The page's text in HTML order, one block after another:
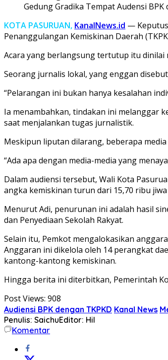
Gedung Gradika Tempat Audensi BPK
KOTA PASURUAN, KanalNews.id —
Penanggulangan Kemiskinan Daerah
Acara yang berlangsung tertutup itu dinilai
Seorang jurnalis lokal, yang enggan
“Pelarangan ini bukan hanya kesalahan
Ia menambahkan, tindakan ini melanggar
saat menjalankan tugas jurnalistik.
Meskipun liputan dilarang, beberapa
“Ada apa dengan media-media yang
Dalam audiensi tersebut, Wali Kota
angka kemiskinan turun dari 15,70 ribu jiwa
Menurut Adi, penurunan ini adalah hasil
dan Penyediaan Sekolah Rakyat.
Selain itu, Pemkot mengalokasikan
Anggaran ini dikelola oleh 14 perangkat
kantong-kantong kemiskinan.
Hingga berita ini diterbitkan, Pemerintah
Post Views: 908
Audiensi BPK dengan TKPKD Kanal News
Penulis: SaichuEditor: Hil
Komentar